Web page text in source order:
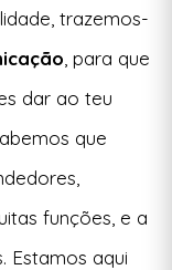
trazemos-
, para que
dar ao teu
que
funções, e a
Estamos aqui